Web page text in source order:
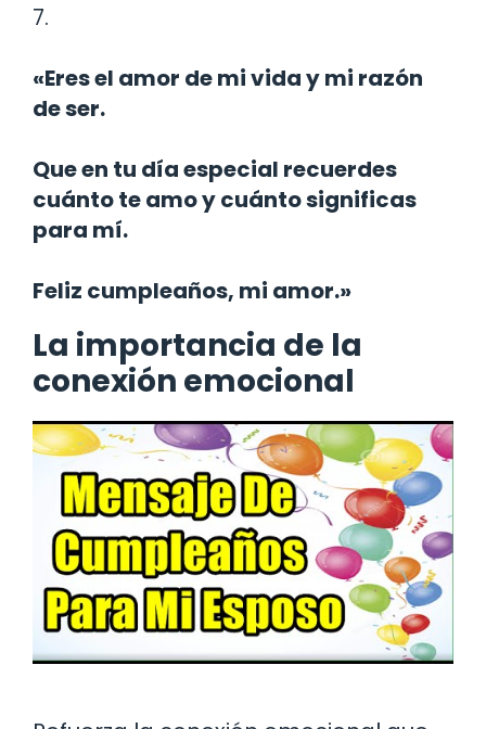
7.
«Eres el amor de mi vida y mi razón
de ser.
Que en tu día especial recuerdes
cuánto te amo y cuánto significas
para mí.
Feliz cumpleaños, mi amor.»
La importancia de la
conexión emocional